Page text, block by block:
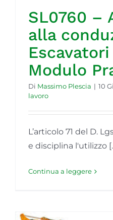
SL0760 –
alla
Modulo
Di Massimo Plescia | 10
lavoro
L’articolo 71 del D.
e disciplina l'utilizzo
Continua a leggere